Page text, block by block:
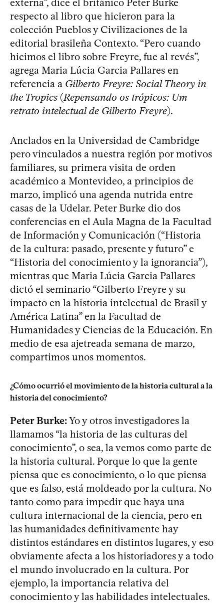
respecto al libro que hicieron para la
colección Pueblos y Civilizaciones de la
editorial brasileña Contexto. “Pero cuando
hicimos el libro sobre Freyre, fue al revés”,
agrega Maria Lúcia Garcia Pallares en
referencia a Gilberto Freyre: Social Theory in
the Tropics (Repensando os trópicos: Um
retrato intelectual de Gilberto Freyre).
Anclados en la Universidad de Cambridge
pero vinculados a nuestra región por motivos
familiares, su primera visita de orden
académico a Montevideo, a principios de
marzo, implicó una agenda nutrida entre
casas de la Udelar. Peter Burke dio dos
conferencias en el Aula Magna de la Facultad
de Información y Comunicación (“Historia
de la cultura: pasado, presente y futuro” e
“Historia del conocimiento y la ignorancia”),
mientras que Maria Lúcia Garcia Pallares
dictó el seminario “Gilberto Freyre y su
impacto en la historia intelectual de Brasil y
América Latina” en la Facultad de
Humanidades y Ciencias de la Educación. En
medio de esa ajetreada semana de marzo,
compartimos unos momentos.
¿Cómo ocurrió el movimiento de la historia cultural a la
historia del conocimiento?
Peter Burke:Yo y otros investigadores la
llamamos “la historia de las culturas del
conocimiento”, o sea, la vemos como parte de
la historia cultural. Porque lo que la gente
piensa que es conocimiento, o lo que piensa
que es falso, está moldeado por la cultura. No
tanto como para impedir que haya una
cultura internacional de la ciencia, pero en
las humanidades definitivamente hay
distintos estándares en distintos lugares, y eso
obviamente afecta a los historiadores y a todo
el mundo involucrado en la cultura. Por
ejemplo, la importancia relativa del
conocimiento y las habilidades intelectuales.